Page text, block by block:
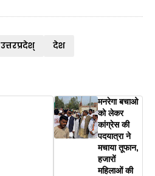
उत्तरप्रदेश् देश
मनरेगा बचाओ
को लेकर
कांग्रेस की
पदयात्रा ने
मचाया तूफान,
हजारों
महिलाओं की